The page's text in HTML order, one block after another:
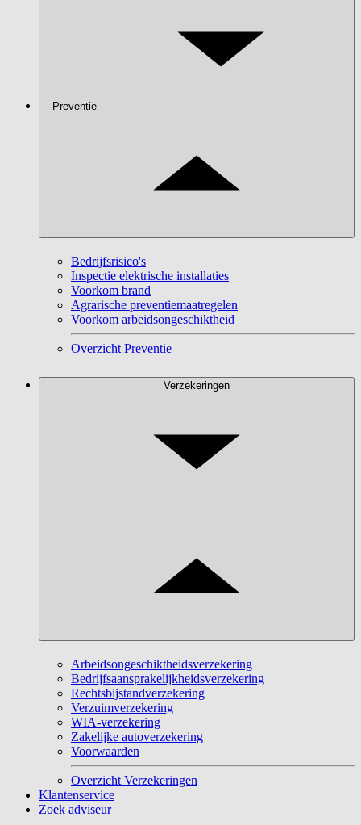
Preventie
Bedrijfsrisico's
Inspectie elektrische installaties
Voorkom brand
Agrarische preventiemaatregelen
Voorkom arbeidsongeschiktheid
Overzicht Preventie
Verzekeringen
Arbeidsongeschiktheidsverzekering
Bedrijfsaansprakelijkheidsverzekering
Rechtsbijstandverzekering
Verzuimverzekering
WIA-verzekering
Zakelijke autoverzekering
Voorwaarden
Overzicht Verzekeringen
Klantenservice
Zoek adviseur